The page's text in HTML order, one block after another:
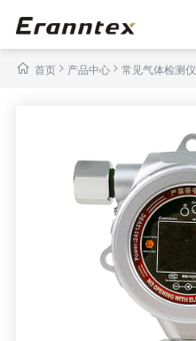
首页> 产品中心 > 常见气体检测仪